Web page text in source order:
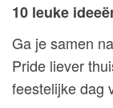
10 leuke
Ga je samen
Pride liever
feestelijke dag